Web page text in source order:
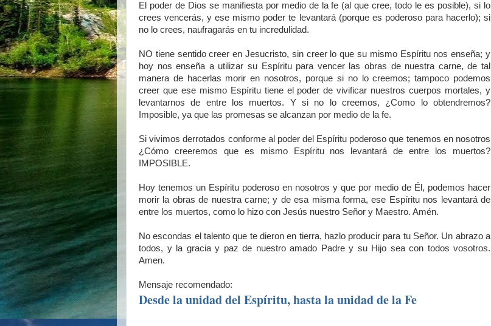
El poder de Dios se manifiesta por medio de la fe (al que cree, todo le es posible), si lo
crees vencerás, y ese mismo poder te levantará (porque es poderoso para hacerlo); si
no lo crees, naufragarás en tu incredulidad.
NO tiene sentido creer en Jesucristo, sin creer lo que su mismo Espíritu nos enseña; y
hoy nos enseña a utilizar su Espíritu para vencer las obras de nuestra carne, de tal
manera de hacerlas morir en nosotros, porque si no lo creemos; tampoco podemos
creer que ese mismo Espíritu tiene el poder de vivificar nuestros cuerpos mortales, y
levantarnos de entre los muertos. Y si no lo creemos, ¿Como lo obtendremos?
Imposible, ya que las promesas se alcanzan por medio de la fe.
Si vivimos derrotados conforme al poder del Espíritu poderoso que tenemos en nosotros
¿Cómo creeremos que es mismo Espíritu nos levantará de entre los muertos?
IMPOSIBLE.
Hoy tenemos un Espíritu poderoso en nosotros y que por medio de Él, podemos hacer
morir la obras de nuestra carne; y de esa misma forma, ese Espíritu nos levantará de
entre los muertos, como lo hizo con Jesús nuestro Señor y Maestro. Amén.
No escondas el talento que te dieron en tierra, hazlo producir para tu Señor. Un abrazo a
todos, y la gracia y paz de nuestro amado Padre y su Hijo sea con todos vosotros.
Amen.
Mensaje recomendado:
Desde la unidad del Espíritu, hasta la unidad de la Fe